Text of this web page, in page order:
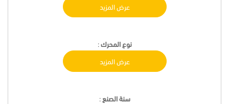
عرض المزيد
نوع المحرك:
عرض المزيد
سنة الصنع: